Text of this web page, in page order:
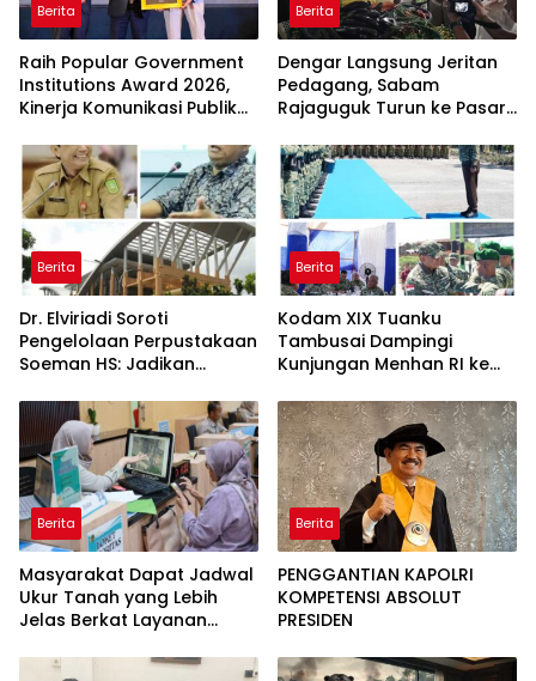
Berita
Raih Popular Government
Institutions Award 2026,
Kinerja Komunikasi Publik
Kembali Diakui
Berita
Dengar Langsung Jeritan
Pedagang, Sabam
Rajaguguk Turun ke Pasar
Berita
Dr. Elviriadi Soroti
Pengelolaan Perpustakaan
Soeman HS: Jadikan
Kawah Candradimuka
Intelektual
Berita
Kodam XIX Tuanku
Tambusai Dampingi
Kunjungan Menhan RI ke
Perkuat Pembangunan
Satuan
Berita
Masyarakat Dapat Jadwal
Ukur Tanah yang Lebih
Jelas Berkat Layanan
Berita
PENGGANTIAN KAPOLRI
KOMPETENSI ABSOLUT
PRESIDEN